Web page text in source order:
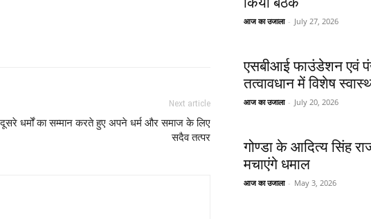
Next article
दूसरे धर्मों का सम्मान करते हुए अपने धर्म और समाज के लिए
सदैव तत्पर
आज का उजाला - July 27, 2026
एसबीआई फाउंडेशन एवं
तत्वावधान में विशेष
आज का उजाला - July 20, 2026
गोण्डा के आदित्य सिंह
मचाएंगे धमाल
आज का उजाला - May 3, 2026